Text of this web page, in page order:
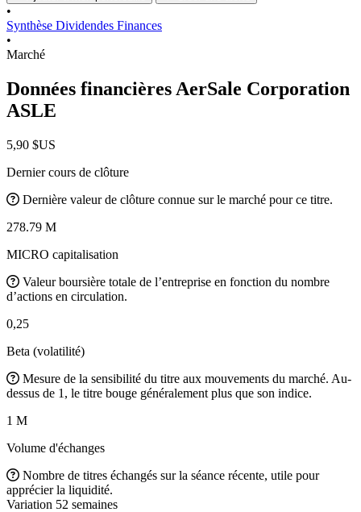
•
Synthèse Dividendes Finances
•
Marché
Données financières AerSale Corporation
ASLE
5,90 $US
Dernier cours de clôture
Dernière valeur de clôture connue sur le marché pour ce titre.
278.79 M
MICRO capitalisation
Valeur boursière totale de l’entreprise en fonction du nombre
d’actions en circulation.
0,25
Beta (volatilité)
Mesure de la sensibilité du titre aux mouvements du marché. Au-
dessus de 1, le titre bouge généralement plus que son indice.
1 M
Volume d'échanges
Nombre de titres échangés sur la séance récente, utile pour
apprécier la liquidité.
Variation 52 semaines